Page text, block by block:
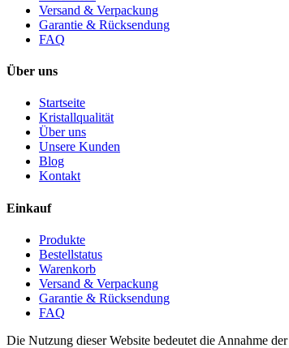
Versand & Verpackung
Garantie & Rücksendung
FAQ
Über uns
Startseite
Kristallqualität
Über uns
Unsere Kunden
Blog
Kontakt
Einkauf
Produkte
Bestellstatus
Warenkorb
Versand & Verpackung
Garantie & Rücksendung
FAQ
Die Nutzung dieser Website bedeutet die Annahme der